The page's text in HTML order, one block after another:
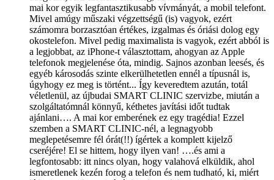
mai kor egyik legfantasztikusabb vívmányát, a mobil telefont.
Mivel amúgy műszaki végzettségű (is) vagyok, ezért
számomra borzasztóan értékes, izgalmas és óriási dolog egy
okostelefon. Mivel pedig maximalista is vagyok, ezért abból is
a legjobbat, az iPhone-t választottam, ahogyan az Apple
telefonok megjelenése óta, mindig. Sajnos azonban leesés, és
egyéb károsodás szinte elkerülhetetlen ennél a típusnál is,
úgyhogy ez meg is történt... Így keveredtem azután, totál
véletlenül, az újbudai SMART CLINIC szervizbe, miután a
szolgáltatómnál könnyű, kéthetes javítási időt tudtak
ajánlani…. A mai kor emberének ez egy tragédia! Ezzel
szemben a SMART CLINIC-nél, a legnagyobb
meglepetésemre fél órát(!!) ígértek a komplett kijelző
cseréjére! El se hittem, hogy ilyen van! ….és ami a
legfontosabb: itt nincs olyan, hogy valahová elküldik, ahol
ismeretlenek kezén forog a telefon és nem tudható, ki, miért